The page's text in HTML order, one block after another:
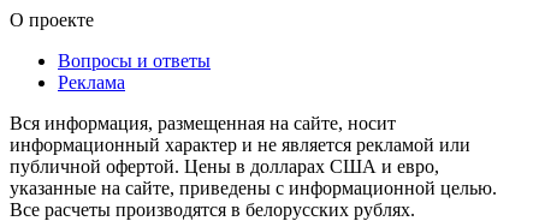
О проекте
Вопросы и ответы
Реклама
Вся информация, размещенная на сайте, носит
информационный характер и не является рекламой или
публичной офертой. Цены в долларах США и евро,
указанные на сайте, приведены с информационной целью.
Все расчеты производятся в белорусских рублях.